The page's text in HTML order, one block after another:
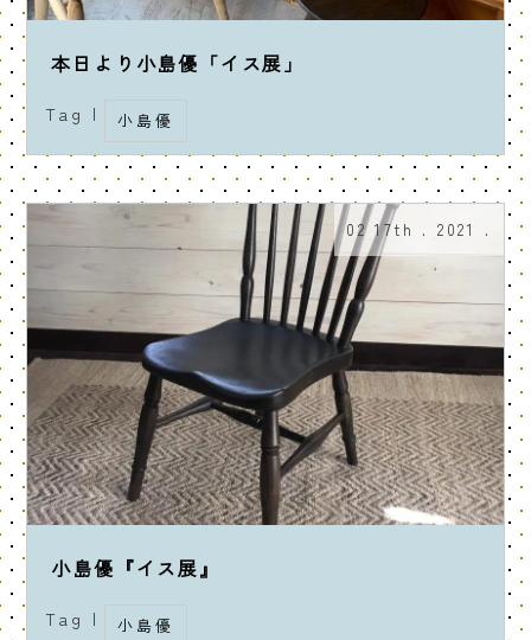
本日より小島優「イス展」
Tag | 小島優
02 17th . 2021 .
小島優『イス展』
Tag | 小島優